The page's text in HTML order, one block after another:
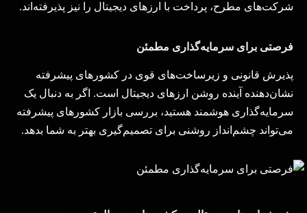
شرکت‌های مطرح، پرداخت با ارزهای دیجیتال را نیز پذیرفته‌اند.
فرصتی برای سرمایه‌گذاری مطمئن
پذیرش قانونی و زیرساخت‌های قوی در کشورهای پیشرفته
نشان‌دهنده آینده روشن ارزهای دیجیتال است. اگر به دنبال یک
سرمایه‌گذاری هوشمند هستید، بررسی بازار کشورهای پیشرفته
می‌تواند چشم‌انداز روشنی برای تصمیم‌گیری بهتر به شما بدهد.